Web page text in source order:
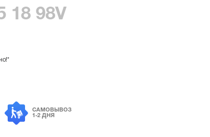
18 98V
*
САМОВЫВОЗ
1-2 ДНЯ